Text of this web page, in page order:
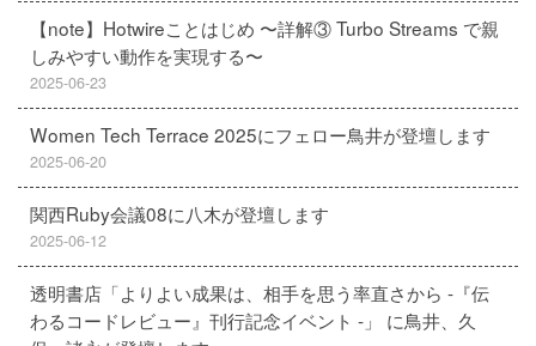
【note】Hotwireことはじめ 〜詳解③ Turbo Streams で親
しみやすい動作を実現する〜
2025-06-23
Women Tech Terrace 2025にフェロー鳥井が登壇します
2025-06-20
関西Ruby会議08に八木が登壇します
2025-06-12
透明書店「よりよい成果は、相手を思う率直さから -『伝
わるコードレビュー』刊行記念イベント -」 に鳥井、久